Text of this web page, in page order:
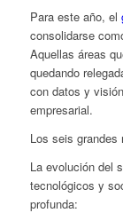
Para este año, el
consolidarse
Aquellas áreas
quedando
con datos y
empresarial.
Los seis grandes
La evolución del
tecnológicos y
profunda: